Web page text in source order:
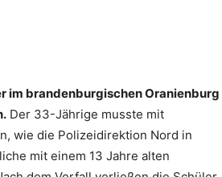
im brandenburgischen Oranienburg
Der 33-Jährige musste mit
wie die Polizeidirektion Nord in
mit einem 13 Jahre alten